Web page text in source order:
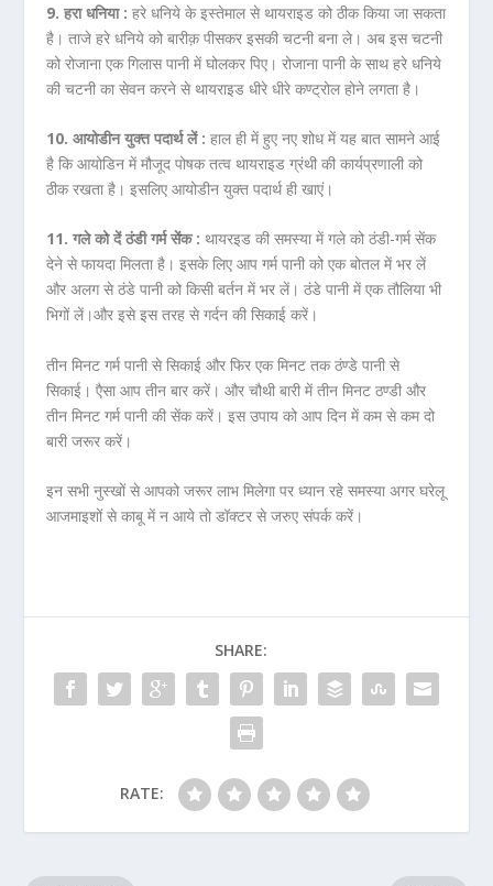
9. हरा धनिया : हरे धनिये के इस्तेमाल से थायराइड को ठीक किया जा सकता
है। ताजे हरे धनिये को बारीक़ पीसकर इसकी चटनी बना ले। अब इस चटनी
को रोजाना एक गिलास पानी में घोलकर पिए। रोजाना पानी के साथ हरे धनिये
की चटनी का सेवन करने से थायराइड धीरे धीरे कण्ट्रोल होने लगता है।
10. आयोडीन युक्त पदार्थ लें : हाल ही में हुए नए शोध में यह बात सामने आई
है कि आयोडिन में मौजूद पोषक तत्व थायराइड ग्रंथी की कार्यप्रणाली को
ठीक रखता है। इसलिए आयोडीन युक्त पदार्थ ही खाएं।
11. गले को दें ठंडी गर्म सेंक : थायरइड की समस्या में गले को ठंडी-गर्म सेंक
देने से फायदा मिलता है। इसके लिए आप गर्म पानी को एक बोतल में भर लें
और अलग से ठंडे पानी को किसी बर्तन में भर लें। ठंडे पानी में एक तौलिया भी
भिगों लें।और इसे इस तरह से गर्दन की सिकाई करें।
तीन मिनट गर्म पानी से सिकाई और फिर एक मिनट तक ठंण्डे पानी से
सिकाई। एैसा आप तीन बार करें। और चौथी बारी में तीन मिनट ठण्डी और
तीन मिनट गर्म पानी की सेंक करें। इस उपाय को आप दिन में कम से कम दो
बारी जरूर करें।
इन सभी नुस्खों से आपको जरूर लाभ मिलेगा पर ध्यान रहे समस्या अगर घरेलू
आजमाइशों से काबू में न आये तो डॉक्टर से जरुए संपर्क करें।
SHARE:
RATE: